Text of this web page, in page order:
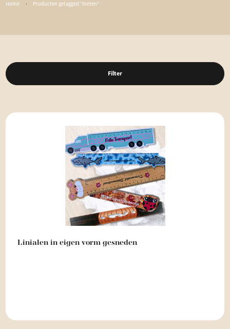
Home · Producten getagged “meten”
Filter
Linialen in eigen vorm gesneden